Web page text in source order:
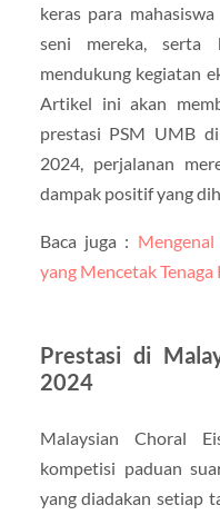
keras para
seni mereka, serta
mendukung kegiatan
Artikel ini akan
prestasi PSM UMB
2024, perjalanan
dampak positif yang
Baca juga :
yang Mencetak
Prestasi di
2024
Malaysian Choral
kompetisi paduan
yang diadakan setiap